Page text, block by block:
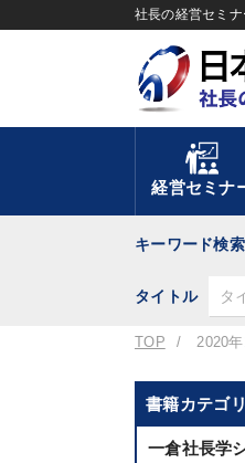
社長の経営セミ
経営セミナ
キーワード検索
タイトル
TOP 2020
書籍カテゴ
一倉社長学